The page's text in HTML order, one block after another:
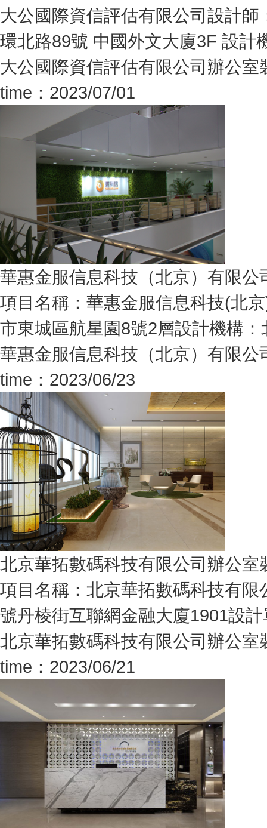
大公國際資信評估有限公司設計
環北路89號 中國外文大廈3F 設計
大公國際資信評估有限公司辦公室
time：2023/07/01
華惠金服信息科技（北京）有限公
項目名稱：華惠金服信息科技(北
市東城區航星園8號2層設計機構
華惠金服信息科技（北京）有限公
time：2023/06/23
北京華拓數碼科技有限公司辦公室
項目名稱：北京華拓數碼科技有
號丹棱街互聯網金融大廈1901設
北京華拓數碼科技有限公司辦公室
time：2023/06/21